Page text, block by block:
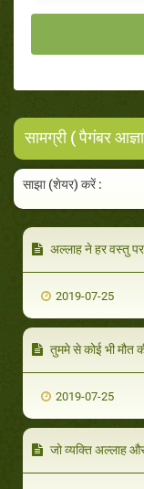
सामग्री ( पैगंबर
साझा (शेयर) करें :
अल्लाह ने हर वस्तु पर
2019-07-25
तुममे से कोई भी मौत
2019-07-25
जो व्यक्ति अल्लाह और